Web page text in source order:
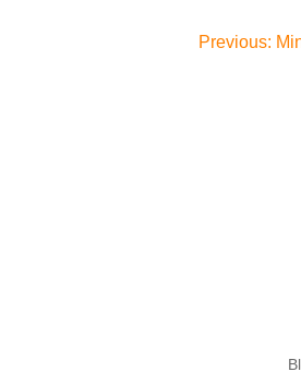
Previous: